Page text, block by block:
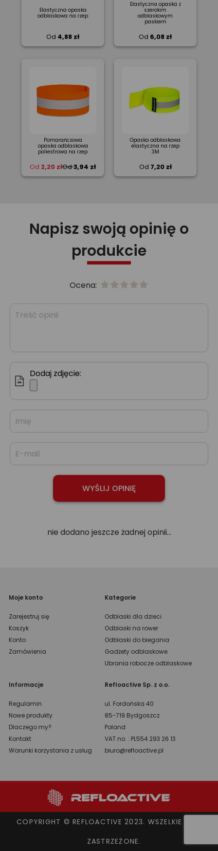
Elastyczna opaska
odblaskowa na rzep
Od 4,88 zł
Elastyczna opaska z
szerokim
odblaskowym
paskiem
Od 6,08 zł
Pomarańczowa
opaska odblaskowa
poliestrowa na rzep
Od 2,20 złOd3,94 zł
Opaska odblaskowa
elastyczna na rzep
3M
Od 7,20 zł
Napisz swoją opinię o
produkcie
Ocena:
Dodaj zdjęcie:
nie dodano jeszcze żadnej opinii...
Moje konto
Zarejestruj się
Koszyk
Konto
Zamówienia
Kategorie
Odblaski dla dzieci
Odblaski na rower
Odblaski do biegania
Gadżety odblaskowe
Ubrania robocze odblaskowe
Informacje
Regulamin
Nowe produkty
Dlaczego my?
Kontakt
Warunki korzystania z usług
Refloactive Sp. z o.o.
ul. Fordońska 40
85-719 Bydgoszcz
Poland
VAT no. : PL554 293 26 13
biuro@refloactive.pl
COPYRIGHT © REFLOACTIVE 2023. WSZELKIE PRAWA
ZASTRZEŻONE.